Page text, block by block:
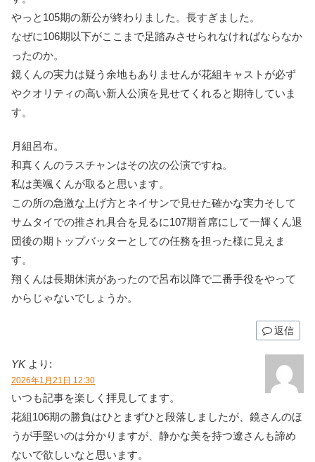
やっと105期の新公が終わりました。長すぎました。
なぜに106期以下がここまで足踏みさせられなければならなか
ったのか。
鏡くんの実力は疑う余地もありませんが花組キャストが必ず
やクオリティの高い新人公演を見せてくれると期待していま
す。
月組呂布。
和真くんのラスチャンはその次の公演ですね。
私は美颯くんが取ると思います。
この所の急激な上げ方とネイサンで見せた確かな実力そして
サムタイでの推され具合を見るに107期首席にして一輝くん退
団後の期トップバッターとしての任務を担った様に見えま
す。
翔くんは長期休演があったので呂布以降で二番手役をやって
からじゃないでしょうか。
返信
YK より:
2026年1月21日 12:30
いつも記事を楽しく拝見してます。
花組106期の勝負はひとまずひと段落しましたが、鏡さんのほ
うが手堅いのは分かりますが、静かな美を持つ遼さんも諦め
ないで欲しいなと思います。